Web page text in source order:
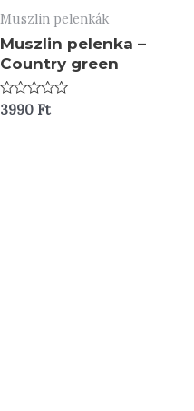
Muszlin pelenkák
Muszlin pelenka –
Country green
Értékelés:
3990 Ft